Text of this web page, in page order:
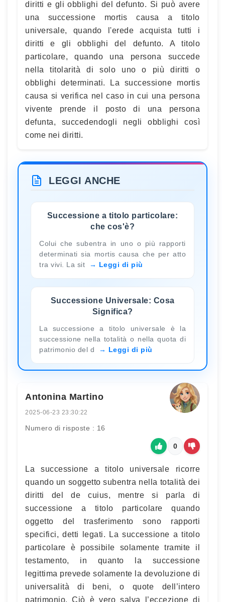
diritti e gli obblighi del defunto. Si può avere
una successione mortis causa a titolo
universale, quando l'erede acquista tutti i
diritti e gli obblighi del defunto. A titolo
particolare, quando una persona succede
nella titolarità di solo uno o più diritti o
obblighi determinati. La successione mortis
causa si verifica nel caso in cui una persona
vivente prende il posto di una persona
defunta, succedendogli negli obblighi così
come nei diritti.
LEGGI ANCHE
Successione a titolo particolare:
che cos'è?
Colui che subentra in uno o più rapporti
determinati sia mortis causa che per atto
tra vivi. La sit
Leggi di più
Successione Universale: Cosa
Significa?
La successione a titolo universale è la
successione nella totalità o nella quota di
patrimonio del d
Leggi di più
Antonina Martino
2025-06-23 23:30:22
Numero di risposte : 16
0
La successione a titolo universale ricorre
quando un soggetto subentra nella totalità dei
diritti del de cuius, mentre si parla di
successione a titolo particolare quando
oggetto del trasferimento sono rapporti
specifici, detti legati. La successione a titolo
particolare è possibile solamente tramite il
testamento, in quanto la successione
legittima prevede solamente la devoluzione di
universalità di beni, o quote dell’intero
patrimonio. Ciò è vero salva l’eccezione di